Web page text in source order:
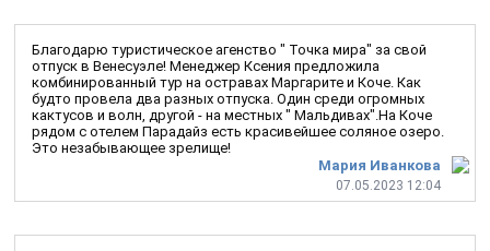
Мария Иванкова
07.05.2023 12:04
Благодарю туристическое агенство " Точка мира" за свой
отпуск в Венесуэле! Менеджер Ксения предложила
комбинированный тур на остравах Маргарите и Коче. Как
будто провела два разных отпуска. Один среди огромных
кактусов и волн, другой - на местных " Мальдивах".На Коче
рядом с отелем Парадайз есть красивейшее соляное озеро.
Это незабывающее зрелище!